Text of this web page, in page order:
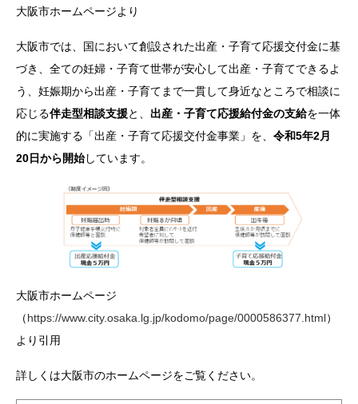
大阪市ホームページより
大阪市では、国において創設された出産・子育て応援交付金に基
づき、全ての妊婦・子育て世帯が安心して出産・子育てできるよ
う、妊娠期から出産・子育てまで一貫して身近なところで相談に
応じる伴走型相談支援と、 出産・子育て応援給付金の支給を一体
的に実施する「出産・子育て応援交付金事業」を、 令和5年2月
20日から開始しています。
大阪市ホームページ
（https://www.city.osaka.lg.jp/kodomo/page/0000586377.html）
より引用
詳しくは大阪市のホームページをご覧ください。